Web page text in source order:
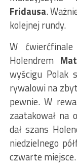
Fridausa.
kolejnej rundy.
W
Holendrem
wyścigu Polak
rywalowi na
pewnie. W
zaatakował
dał szans
niedzielnego
czwarte miejsce.